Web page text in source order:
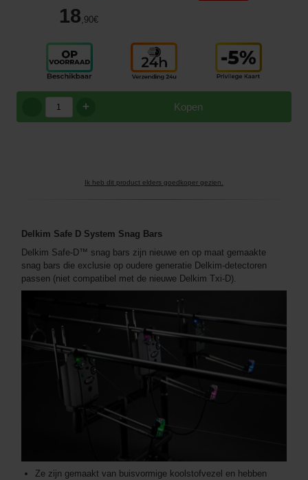
18 ,90€
Kopen
+
Ik heb dit product elders goedkoper gezien.
Delkim Safe D System Snag Bars
Delkim Safe-D™ snag bars zijn nieuwe en op maat gemaakte
snag bars die exclusie op oudere generatie Delkim-detectoren
passen (niet compatibel met de nieuwe Delkim Txi-D).
Ze zijn gemaakt van buisvormige koolstofvezel en hebben